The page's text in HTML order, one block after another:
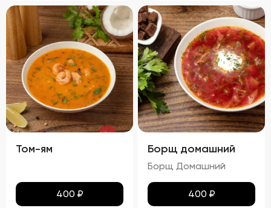
Том-ям
400 ₽
Борщ домашний
Борщ Домашний
400 ₽